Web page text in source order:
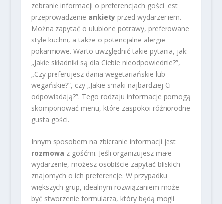
zebranie informacji o preferencjach gości jest
przeprowadzenie ankietyprzed wydarzeniem.
Można zapytać o ulubione potrawy, preferowane
style kuchni, a także o potencjalne alergie
pokarmowe. Warto uwzględnić takie pytania, jak:
„Jakie składniki są dla Ciebie nieodpowiednie?”,
„Czy preferujesz dania wegetariańskie lub
wegańskie?”, czy „Jakie smaki najbardziej Ci
odpowiadają?”. Tego rodzaju informacje pomogą
skomponować menu, które zaspokoi różnorodne
gusta gości.
Innym sposobem na zbieranie informacji jest
rozmowa z gośćmi. Jeśli organizujesz małe
wydarzenie, możesz osobiście zapytać bliskich
znajomych o ich preferencje. W przypadku
większych grup, idealnym rozwiązaniem może
być stworzenie formularza, który będą mogli